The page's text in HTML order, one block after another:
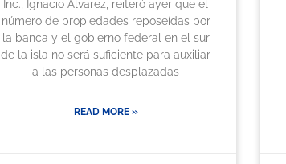
Inc., Ignacio Álvarez, reiteró ayer que el
número de propiedades reposeídas por
la banca y el gobierno federal en el sur
de la isla no será suficiente para auxiliar
a las personas desplazadas
READ MORE »